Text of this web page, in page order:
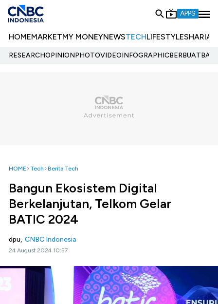
APPS
HOMEMARKETMY MONEYNEWSTECHLIFESTYLESHARIA
RESEARCHOPINIONPHOTOVIDEOINFOGRAPHIC
HOME Tech Berita Tech
Bangun Ekosistem Digital
Berkelanjutan, Telkom Gelar
BATIC 2024
dpu, CNBC Indonesia
24 August 2024 10:57